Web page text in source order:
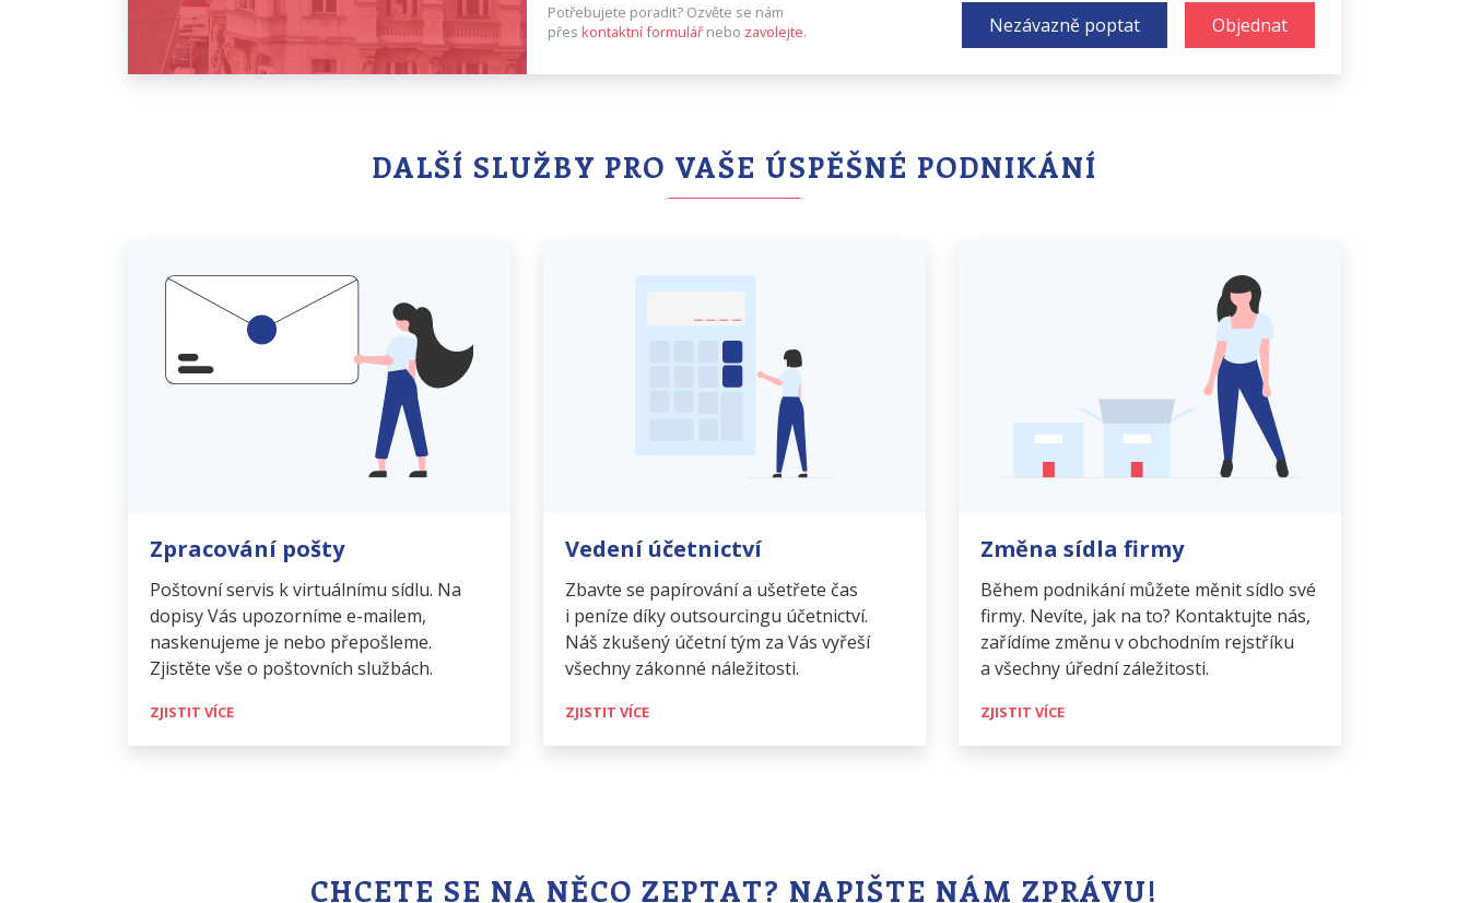
Potřebujete poradit? Ozvěte se nám
přes kontaktní formulář nebo zavolejte. Nezávazně poptat Objednat
DALŠÍ SLUŽBY PRO VAŠE ÚSPĚŠNÉ PODNIKÁNÍ
Zpracování pošty
Poštovní servis k virtuálnímu sídlu. Na
dopisy Vás upozorníme e-mailem,
naskenujeme je nebo přepošleme.
Zjistěte vše o poštovních službách.
ZJISTIT VÍCE
Vedení účetnictví
Zbavte se papírování a ušetřete čas
i peníze díky outsourcingu účetnictví.
Náš zkušený účetní tým za Vás vyřeší
všechny zákonné náležitosti.
ZJISTIT VÍCE
Změna sídla firmy
Během podnikání můžete měnit sídlo své
firmy. Nevíte, jak na to? Kontaktujte nás,
zařídíme změnu v obchodním rejstříku
a všechny úřední záležitosti.
ZJISTIT VÍCE
CHCETE SE NA NĚCO ZEPTAT? NAPIŠTE NÁM ZPRÁVU!